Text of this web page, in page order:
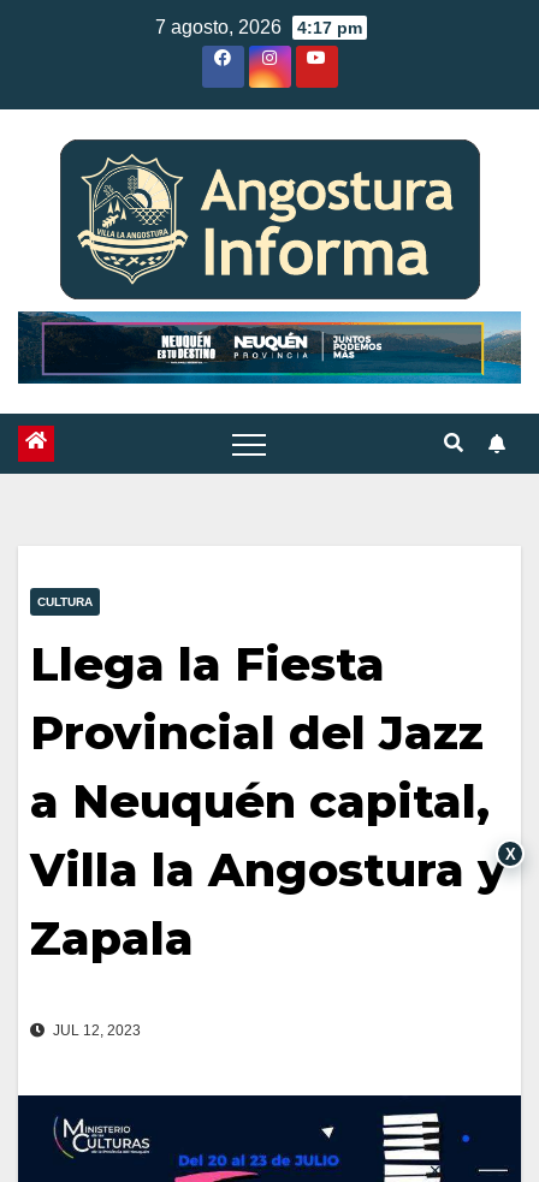
7 agosto, 2026 4:17 pm
CULTURA
Llega la Fiesta
Provincial del Jazz
a Neuquén capital,
Villa la Angostura y
Zapala
JUL 12, 2023
X